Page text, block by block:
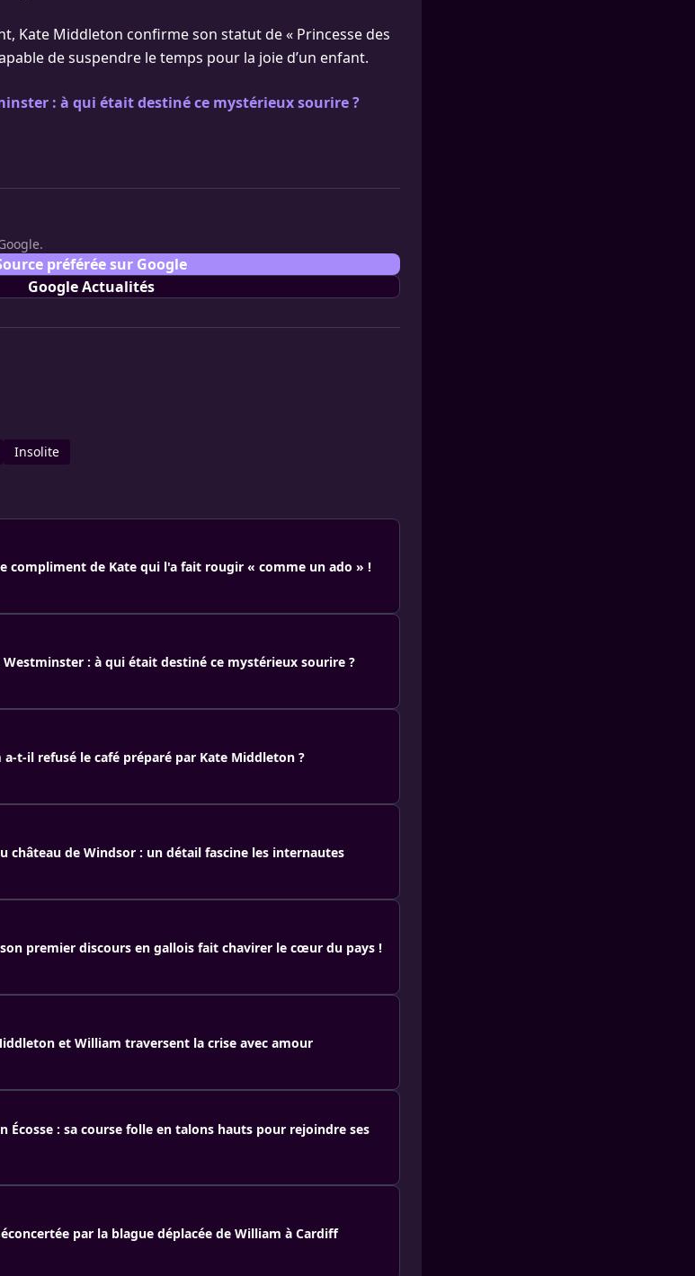
Kate Middleton confirme son statut de « Princesse des
de suspendre le temps pour la joie d’un enfant.
: à qui était destiné ce mystérieux sourire ?
préférée sur Google
Google Actualités
Insolite
compliment de Kate qui l'a fait rougir « comme un ado » !
: à qui était destiné ce mystérieux sourire ?
t-il refusé le café préparé par Kate Middleton ?
château de Windsor : un détail fascine les internautes
premier discours en gallois fait chavirer le cœur du pays !
et William traversent la crise avec amour
Écosse : sa course folle en talons hauts pour rejoindre ses
par la blague déplacée de William à Cardiff